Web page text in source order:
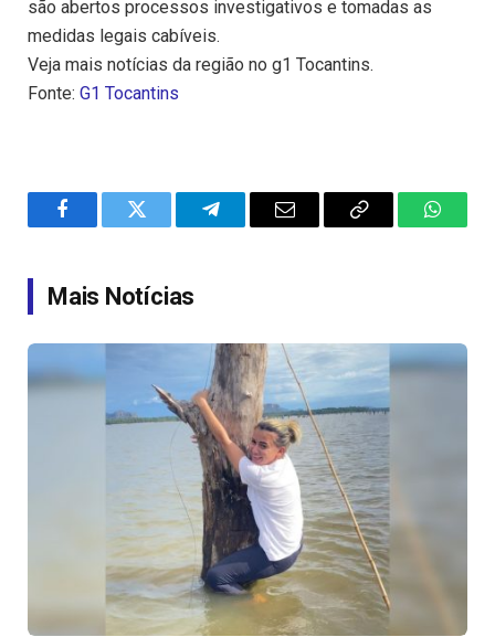
são abertos processos investigativos e tomadas as
medidas legais cabíveis.
Veja mais notícias da região no g1 Tocantins.
Fonte: G1 Tocantins
FacebookTwitter TelegramEmail
Copy
Mais Notícias